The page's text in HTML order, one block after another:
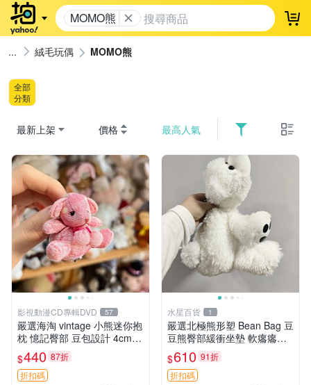
MOMO熊 登
絨毛玩偶 MOMO熊
全部
分類
最新上架 價格 最高人氣
影視動漫CD專輯DVD 57
嚴選海淘 vintage 小熊迷你抱
枕 憶記臀部 豆包設計 4cm
高 推薦收藏 迷你豆包小熊、
高臀部、豆袋抱枕
$440 87折
折扣碼
水星百貨 1
嚴選北極熊形塑 Bean Bag 豆
豆熊臀部緩衝坐墊 軟癟癟舒
壓設計 保暖又實用 適合久坐
放松 推薦居家使用 RUSS系
列 豆豆熊屁屁坐墊 3D顆粒結
$610 91折
折扣碼